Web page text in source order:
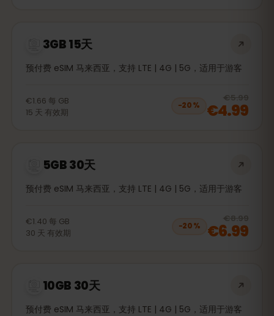
3GB 15天
预付费 eSIM 马来西亚，支持 LTE | 4G | 5G，适用于游客
€1.66 每 GB
15 天 有效期
−20%
€5.99
€4.99
5GB 30天
预付费 eSIM 马来西亚，支持 LTE | 4G | 5G，适用于游客
€1.40 每 GB
30 天 有效期
−20%
€8.99
€6.99
10GB 30天
预付费 eSIM 马来西亚，支持 LTE | 4G | 5G，适用于游客